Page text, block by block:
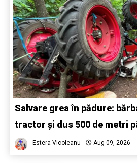
Salvare grea în pădure:
tractor și dus 500 de metri
Estera Vicoleanu Aug 09, 2026